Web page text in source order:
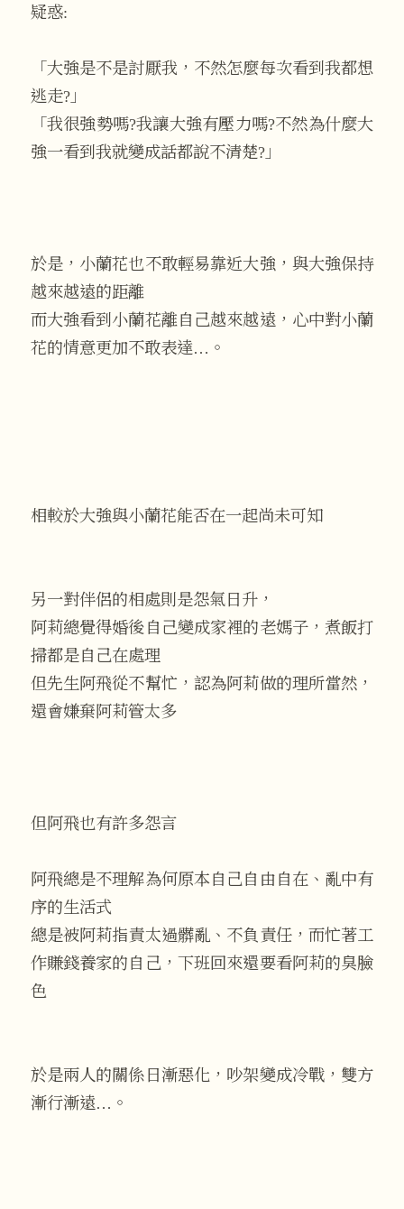
疑惑:
「大強是不是討厭我，不然怎麼每次看到我都想
逃走?」
「我很強勢嗎?我讓大強有壓力嗎?不然為什麼大
強一看到我就變成話都說不清楚?」
於是，小蘭花也不敢輕易靠近大強，與大強保持
越來越遠的距離
而大強看到小蘭花離自己越來越遠，心中對小蘭
花的情意更加不敢表達…。
相較於大強與小蘭花能否在一起尚未可知
另一對伴侶的相處則是怨氣日升，
阿莉總覺得婚後自己變成家裡的老媽子，煮飯打
掃都是自己在處理
但先生阿飛從不幫忙，認為阿莉做的理所當然，
還會嫌棄阿莉管太多
但阿飛也有許多怨言
阿飛總是不理解為何原本自己自由自在、亂中有
序的生活式
總是被阿莉指責太過髒亂、不負責任，而忙著工
作賺錢養家的自己，下班回來還要看阿莉的臭臉
色
於是兩人的關係日漸惡化，吵架變成冷戰，雙方
漸行漸遠…。